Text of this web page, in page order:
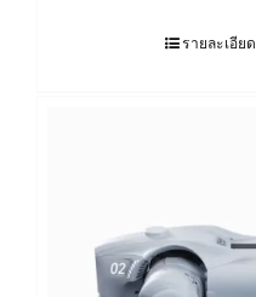
รายละเอียด